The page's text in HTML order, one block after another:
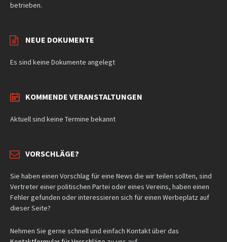
betrieben.
NEUE DOKUMENTE
Es sind keine Dokumente angelegt
KOMMENDE VERANSTALTUNGEN
Aktuell sind keine Termine bekannt
VORSCHLÄGE?
Sie haben einen Vorschlag für eine News die wir teilen sollten, sind
Vertreter einer politischen Partei oder eines Vereins, haben einen
Fehler gefunden oder interessieren sich für einen Werbeplatz auf
dieser Seite?
Nehmen Sie gerne schnell und einfach Kontakt über das